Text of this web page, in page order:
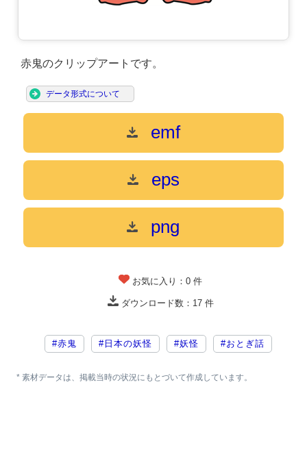
赤鬼のクリップアートです。
データ形式について
emf
eps
png
お気に入り：0 件
ダウンロード数： 17件
#赤鬼 #日本の妖怪 #妖怪 #おとぎ話
* 素材データは、掲載当時の状況にもとづいて作成しています。